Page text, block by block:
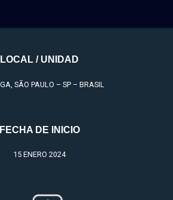
LOCAL / UNIDAD
SÃO PAULO – SP – BRASIL
FECHA DE INICIO
15 ENERO 2024